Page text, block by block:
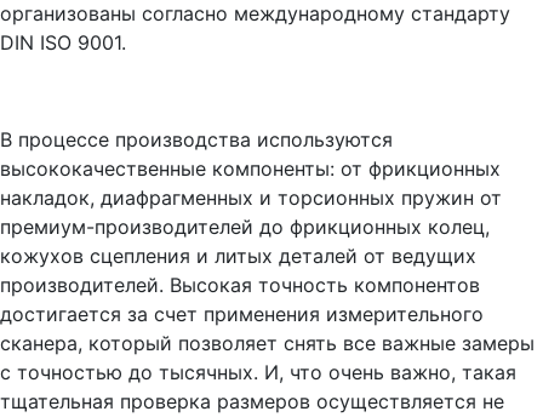
организованы согласно международному стандарту
DIN ISO 9001.
В процессе производства используются
высококачественные компоненты: от фрикционных
накладок, диафрагменных и торсионных пружин от
премиум-производителей до фрикционных колец,
кожухов сцепления и литых деталей от ведущих
производителей. Высокая точность компонентов
достигается за счет применения измерительного
сканера, который позволяет снять все важные замеры
с точностью до тысячных. И, что очень важно, такая
тщательная проверка размеров осуществляется не